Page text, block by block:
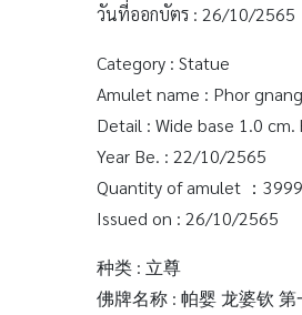
วันที่ออกบัตร : 26/10/2565
Category : Statue
Amulet name : Phor
Detail : Wide base 1.0
Year Be. : 22/10/2565
Quantity of amulet ：
Issued on : 26/10/2565
种类 : 立尊
佛牌名称 : 帕婴 龙婆钦